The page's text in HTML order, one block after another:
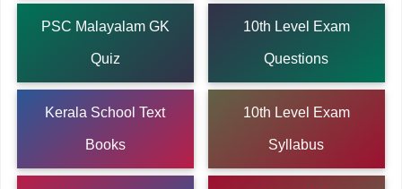
PSC Malayalam GK
Quiz
10th Level Exam
Questions
Kerala School Text
Books
10th Level Exam
Syllabus